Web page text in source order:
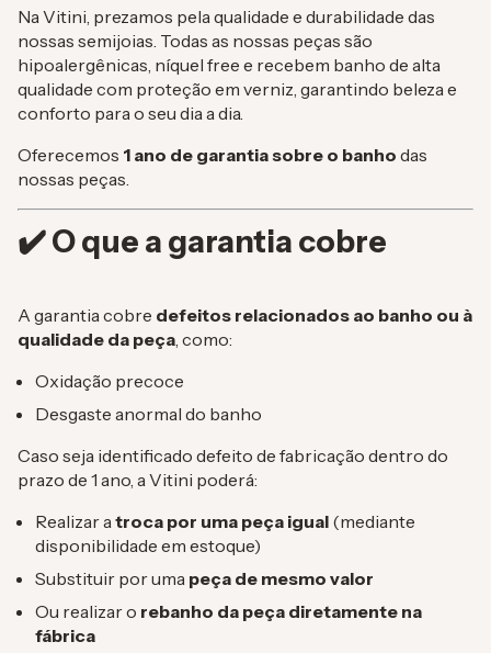
Na Vitini, prezamos pela qualidade e durabilidade das
nossas semijoias. Todas as nossas peças são
hipoalergênicas, níquel free e recebem banho de alta
qualidade com proteção em verniz, garantindo beleza e
conforto para o seu dia a dia.
Oferecemos 1 ano de garantia sobre o banho das
nossas peças.
✔️ O que a garantia cobre
A garantia cobre defeitos relacionados ao banho ou à
qualidade da peça, como:
Oxidação precoce
Desgaste anormal do banho
Caso seja identificado defeito de fabricação dentro do
prazo de 1 ano, a Vitini poderá:
Realizar atroca por uma peça igual (mediante
disponibilidade em estoque)
Substituir por uma peça de mesmo valor
Ou realizar o rebanho da peça diretamente na
fábrica